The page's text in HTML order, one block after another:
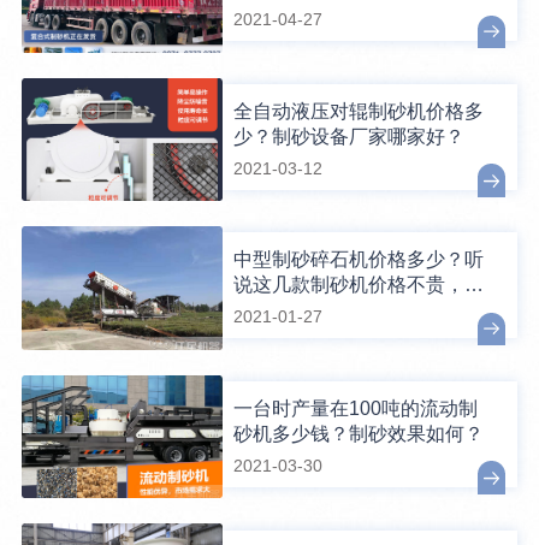
2021-04-27
全自动液压对辊制砂机价格多
少？制砂设备厂家哪家好？
2021-03-12
中型制砂碎石机价格多少？听
说这几款制砂机价格不贵，还
好用
2021-01-27
一台时产量在100吨的流动制
砂机多少钱？制砂效果如何？
2021-03-30